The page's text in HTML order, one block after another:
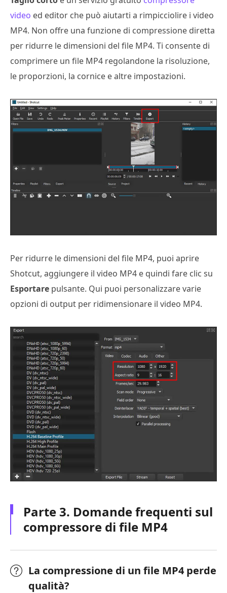
video ed editor che può aiutarti a rimpicciolire i video
MP4. Non offre una funzione di compressione diretta
per ridurre le dimensioni del file MP4. Ti consente di
comprimere un file MP4 regolandone la risoluzione,
le proporzioni, la cornice e altre impostazioni.
Per ridurre le dimensioni del file MP4, puoi aprire
Shotcut, aggiungere il video MP4 e quindi fare clic su
Esportare pulsante. Qui puoi personalizzare varie
opzioni di output per ridimensionare il video MP4.
Parte 3. Domande frequenti sul
compressore di file MP4
La compressione di un file MP4 perde
qualità?